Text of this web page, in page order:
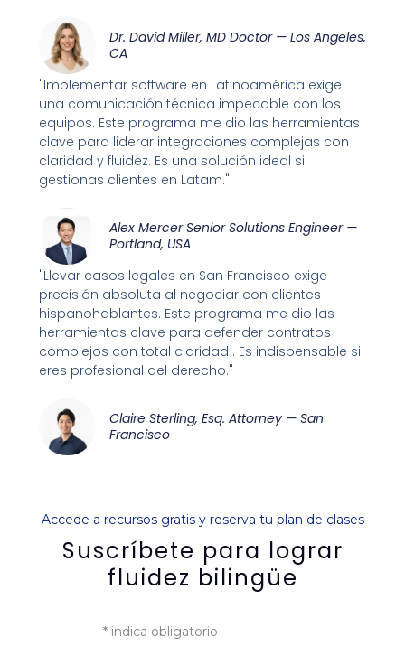
Dr. David Miller, MD Doctor — Los Angeles,
CA
"Implementar software en Latinoamérica exige
una comunicación técnica impecable con los
equipos. Este programa me dio las herramientas
clave para liderar integraciones complejas con
claridad y fluidez. Es una solución ideal si
gestionas clientes en Latam."
Alex Mercer Senior Solutions Engineer —
Portland, USA
"Llevar casos legales en San Francisco exige
precisión absoluta al negociar con clientes
hispanohablantes. Este programa me dio las
herramientas clave para defender contratos
complejos con total claridad . Es indispensable si
eres profesional del derecho."
Claire Sterling, Esq. Attorney — San
Francisco
Accede a recursos gratis y reserva tu plan de clases
Suscríbete para lograr
fluidez bilingüe
*indica obligatorio